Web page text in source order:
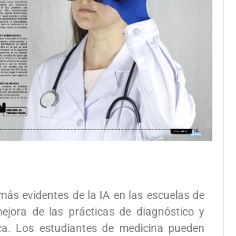
evidentes de la IA en las escuelas de
de las prácticas de diagnóstico y
Los estudiantes de medicina pueden